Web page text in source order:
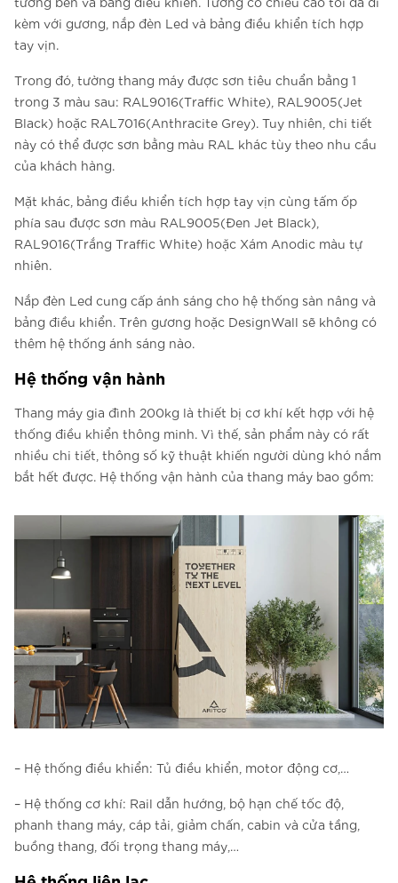
kèm với gương, nắp đèn Led và bảng điều khiển tích hợp
tay vịn.
Trong đó, tường thang máy được sơn tiêu chuẩn bằng 1
trong 3 màu sau: RAL9016(Traffic White), RAL9005(Jet
Black) hoặc RAL7016(Anthracite Grey). Tuy nhiên, chi tiết
này có thể được sơn bằng màu RAL khác tùy theo nhu cầu
của khách hàng.
Mặt khác, bảng điều khiển tích hợp tay vịn cùng tấm ốp
phía sau được sơn màu RAL9005(Đen Jet Black),
RAL9016(Trắng Traffic White) hoặc Xám Anodic màu tự
nhiên.
Nắp đèn Led cung cấp ánh sáng cho hệ thống sàn nâng và
bảng điều khiển. Trên gương hoặc DesignWall sẽ không có
thêm hệ thống ánh sáng nào.
Hệ thống vận hành
Thang máy gia đình 200kg là thiết bị cơ khí kết hợp với hệ
thống điều khiển thông minh. Vì thế, sản phẩm này có rất
nhiều chi tiết, thông số kỹ thuật khiến người dùng khó nắm
bắt hết được. Hệ thống vận hành của thang máy bao gồm:
– Hệ thống điều khiển: Tủ điều khiển, motor động cơ,…
– Hệ thống cơ khí: Rail dẫn hướng, bộ hạn chế tốc độ,
phanh thang máy, cáp tải, giảm chấn, cabin và cửa tầng,
buồng thang, đối trọng thang máy,…